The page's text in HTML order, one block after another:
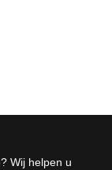
Wij helpen u